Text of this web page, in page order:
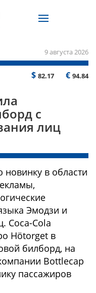
9 августа 2026
$ 82.17 € 94.84
с
лиц
новинку в области
Эмодзи и
Coca-Cola
Hötorget в
билборд, на
Bottlecap
пассажиров